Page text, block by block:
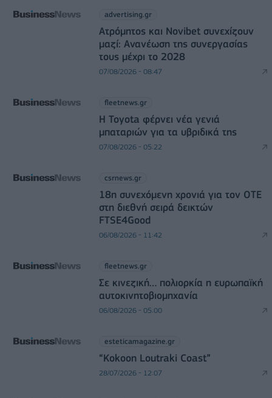
advertising.gr
Ατρόμητος και Novibet συνεχίζουν
μαζί: Ανανέωση της συνεργασίας
τους μέχρι το 2028
07/08/2026 - 08:47
fleetnews.gr
Η Toyota φέρνει νέα γενιά
μπαταριών για τα υβριδικά της
07/08/2026 - 05:22
csrnews.gr
18η συνεχόμενη χρονιά για τον ΟΤΕ
στη διεθνή σειρά δεικτών
FTSE4Good
06/08/2026 - 11:42
fleetnews.gr
Σε κινεζική… πολιορκία η ευρωπαϊκή
αυτοκινητοβιομηχανία
06/08/2026 - 05:00
esteticamagazine.gr
“Kokoon Loutraki Coast”
28/07/2026 - 12:07